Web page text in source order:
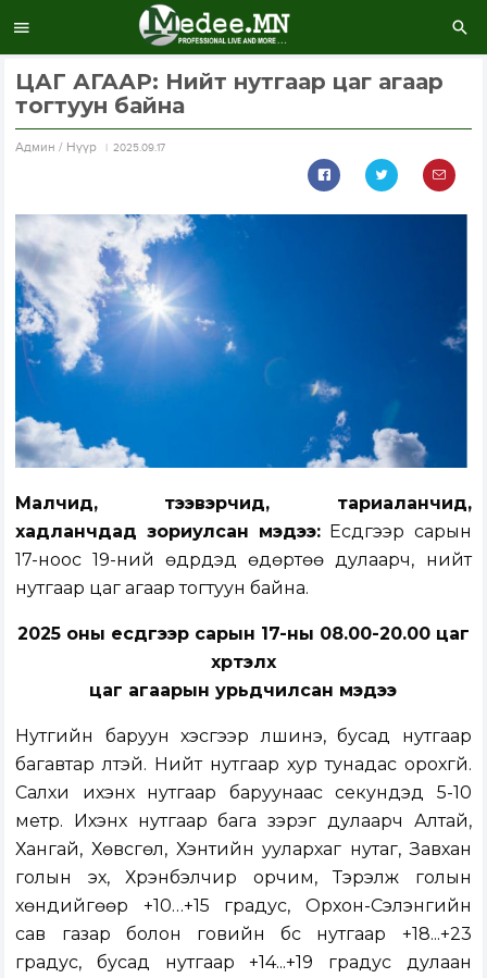
ЦАГ АГААР: Нийт нутгаар цаг агаар
тогтуун байна
Aдмин / Нүүр 2025.09.17
Малчид, тээвэрчид, тариаланчид,
хадланчдад зориулсан мэдээ: Есдүгээр сарын
17-ноос 19-ний өдрүүдэд өдөртөө дулаарч, нийт
нутгаар цаг агаар тогтуун байна.
2025 оны есдүгээр сарын 17-ны 08.00-20.00 цаг
хүртэлх
цаг агаарын урьдчилсан мэдээ
Нутгийн баруун хэсгээр үүлшинэ, бусад нутгаар
багавтар үүлтэй. Нийт нутгаар хур тунадас орохгүй.
Салхи ихэнх нутгаар баруунаас секундэд 5-10
метр. Ихэнх нутгаар бага зэрэг дулаарч Алтай,
Хангай, Хөвсгөл, Хэнтийн уулархаг нутаг, Завхан
голын эх, Хүрэнбэлчир орчим, Тэрэлж голын
хөндийгөөр +10…+15 градус, Орхон-Сэлэнгийн
сав газар болон говийн бүс нутгаар +18...+23
градус, бусад нутгаар +14...+19 градус дулаан